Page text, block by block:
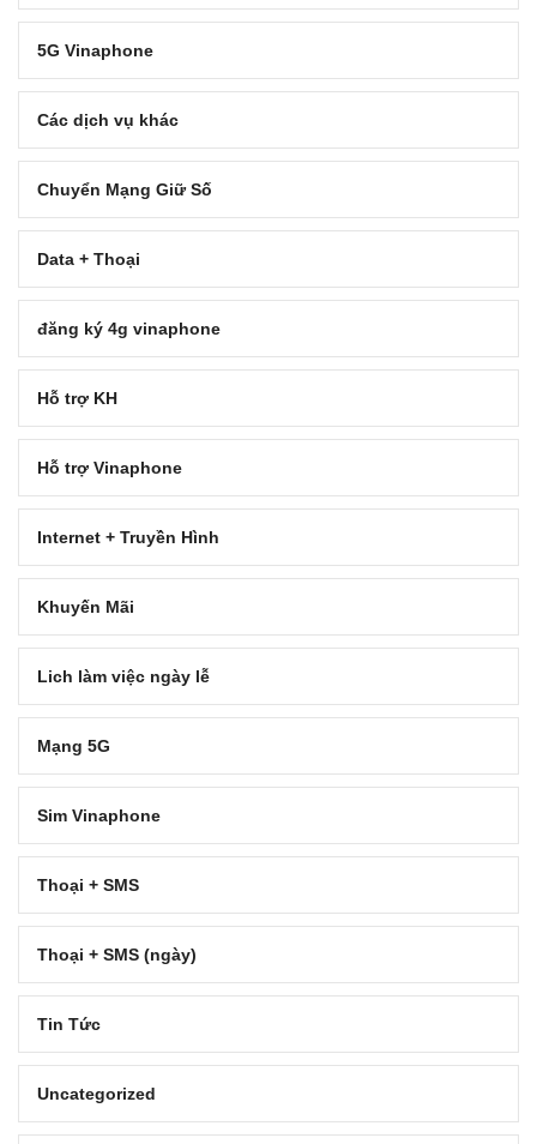
5G Vinaphone
Các dịch vụ khác
Chuyển Mạng Giữ Số
Data + Thoại
đăng ký 4g vinaphone
Hỗ trợ KH
Hỗ trợ Vinaphone
Internet + Truyền Hình
Khuyến Mãi
Lich làm việc ngày lễ
Mạng 5G
Sim Vinaphone
Thoại + SMS
Thoại + SMS (ngày)
Tin Tức
Uncategorized